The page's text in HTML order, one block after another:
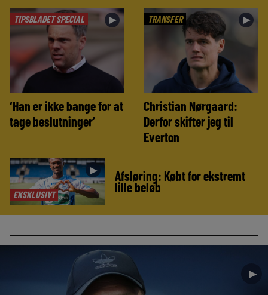
TIPSBLADET SPECIAL ►
‘Han er ikke bange for at
tage beslutninger’
TRANSFER ►
Christian Nørgaard:
Derfor skifter jeg til
Everton
EKSKLUSIVT
► Afsløring: Købt for ekstremt
lille beløb
►